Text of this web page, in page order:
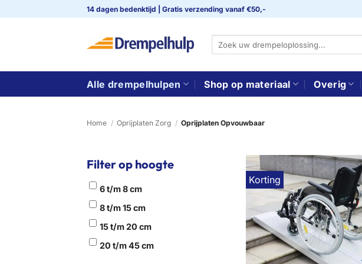
naar
14 dagen bedenktijd | Gratis verzending vanaf €50,-
Alle drempelhulpen Shop op materiaal Overig
Home / Oprijplaten Zorg / Oprijplaten Opvouwbaar
Filter op hoogte
6 t/m 8 cm
8 t/m 15 cm
15 t/m 20 cm
20 t/m 45 cm
Korting